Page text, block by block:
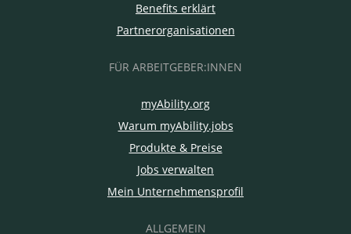
Benefits erklärt
Partnerorganisationen
FÜR ARBEITGEBER:INNEN
myAbility.org
Warum myAbility.jobs
Produkte & Preise
Jobs verwalten
Mein Unternehmensprofil
ALLGEMEIN